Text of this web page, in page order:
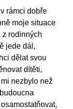
rámci dobře
moje situace
z rodinných
jede dál,
dělat svou
dítěti,
nezbylo než